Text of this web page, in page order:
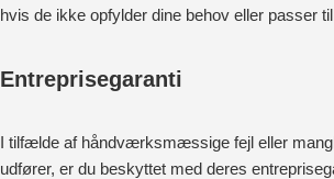
hvis de ikke opfylder dine behov eller passer
Entreprisegaranti
I tilfælde af håndværksmæssige fejl eller
udfører, er du beskyttet med deres